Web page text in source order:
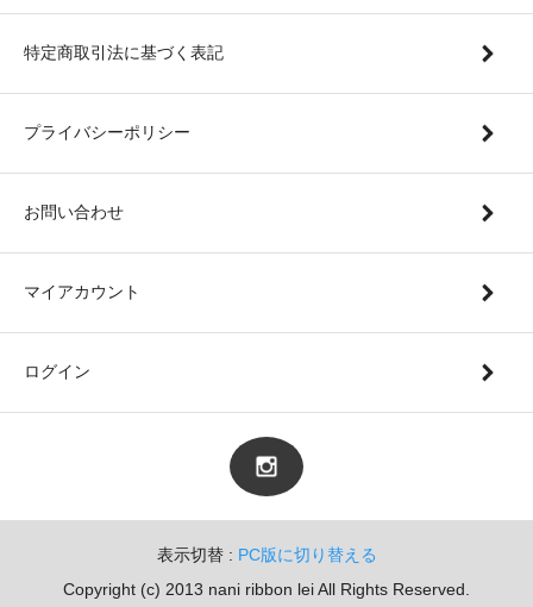
特定商取引法に基づく表記
プライバシーポリシー
お問い合わせ
マイアカウント
ログイン
表示切替 : PC版に切り替える
Copyright (c) 2013 nani ribbon lei All Rights Reserved.